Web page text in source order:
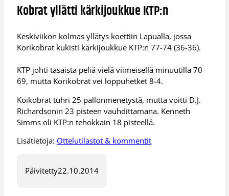
Kobrat yllätti kärkijoukkue KTP:n
Keskiviikon kolmas yllätys koettiin Lapualla, jossa
Korikobrat kukisti kärkijoukkue KTP:n 77-74 (36-36).
KTP johti tasaista peliä vielä viimeisellä minuutilla 70-
69, mutta Korikobrat vei loppuhetket 8-4.
Koikobrat tuhri 25 pallonmenetystä, mutta voitti D.J.
Richardsonin 23 pisteen vauhdittamana. Kenneth
Simms oli KTP:n tehokkain 18 pisteellä.
Lisätietoja: Ottelutilastot & kommentit
Päivitetty22.10.2014